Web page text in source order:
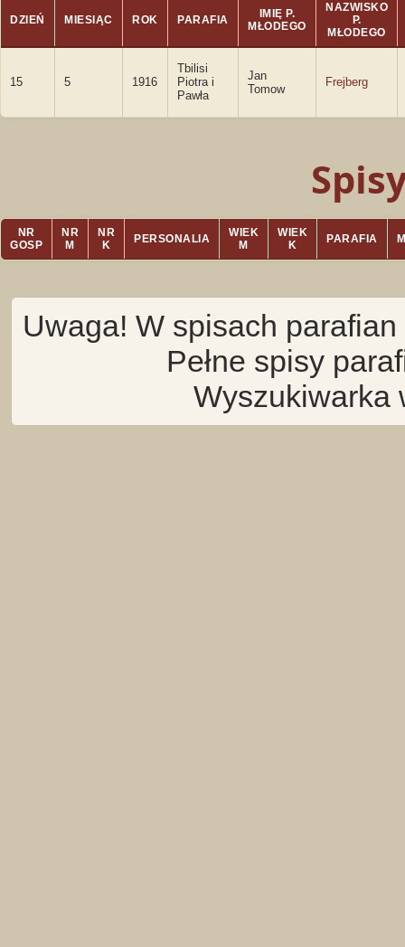
DZIEŃ MIESIĄC ROK PARAFIA
IMIĘ P.
MŁODEGO
NAZWISKO
P.
MŁODEGO
15 5 1916
Tbilisi
Piotra i
Pawła
Jan
Tomow
Frejberg
NR
GOSP
NR
M
NR
K
PERSONALIA
WIEK
M
WIEK
K
PARAFIA
Uwaga! W spisach
Pełne spisy
Wyszukiwarka